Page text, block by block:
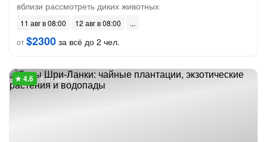
вблизи рассмотреть диких животных
11 авг в 08:00
12 авг в 08:00
от$2300 за всё до 2 чел.
5 отзывов